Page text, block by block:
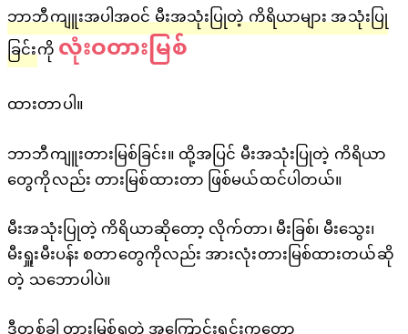
ဘာဘီကျူးအပါအဝင် မီးအသုံးပြုတဲ့ ကိရိယာများ အသုံးပြု
ခြင်းကိုလုံးဝတားမြစ်
ထားတာပါ။
ဘာဘီကျူးတားမြစ်ခြင်း။ ထို့အပြင် မီးအသုံးပြုတဲ့ ကိရိယာ
တွေကိုလည်း တားမြစ်ထားတာ ဖြစ်မယ်ထင်ပါတယ်။
မီးအသုံးပြုတဲ့ ကိရိယာဆိုတော့ လိုက်တာ၊ မီးခြစ်၊ မီးသွေး၊
မီးရှူးမီးပန်း စတာတွေကိုလည်း အားလုံးတားမြစ်ထားတယ်ဆို
တဲ့ သဘောပါပဲ။